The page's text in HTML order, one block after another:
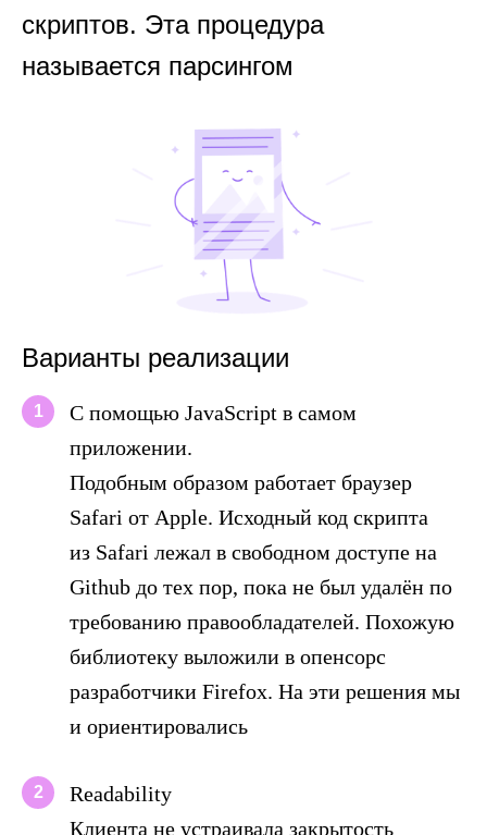
скриптов. Эта процедура
называется парсингом
Варианты реализации
1
С помощью JavaScript в самом
приложении.
Подобным образом работает браузер
Safari от Apple. Исходный код скрипта
из Safari лежал в свободном доступе на
Github до тех пор, пока не был удалён по
требованию правообладателей. Похожую
библиотеку выложили в опенсорс
разработчики Firefox. На эти решения мы
и ориентировались
2
Readability
Клиента не устраивала закрытость